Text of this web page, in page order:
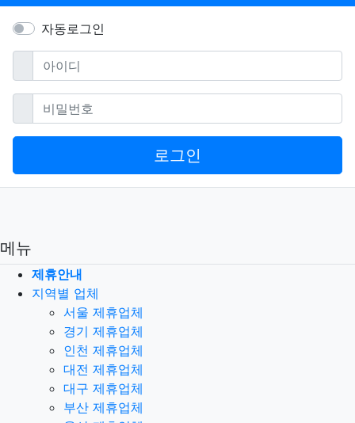
자동로그인
아이디필수
비밀번호필수
로그인
메뉴
제휴안내
지역별 업체
서울 제휴업체
경기 제휴업체
인천 제휴업체
대전 제휴업체
대구 제휴업체
부산 제휴업체